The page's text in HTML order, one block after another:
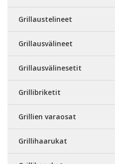
Grillaustelineet
Grillausvälineet
Grillausvälinesetit
Grillibriketit
Grillien varaosat
Grillihaarukat